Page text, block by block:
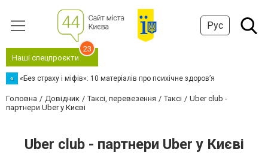
Рус
Наші спецпроєкти
23
« «Без страху і міфів»: 10 матеріалів про психічне здоров’я
Головна Довідник Таксі, перевезення Таксі
Uber club -
партнери Uber у Києві
Uber club - партнери Uber у Києві